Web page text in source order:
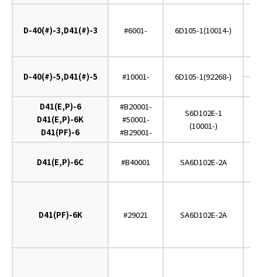
D-40(#)-3,D41(#)-3 #6001- 6D105-1(10014-)
D-40(#)-5,D41(#)-5 #10001- 6D105-1(92268-)
D41(E,P)-6
D41(E,P)-6K
D41(PF)-6
#B20001-
#50001-
#B29001-
S6D102E-1
(10001-)
D41(E,P)-6C #B40001 SA6D102E-2A
D41(PF)-6K #29021 SA6D102E-2A